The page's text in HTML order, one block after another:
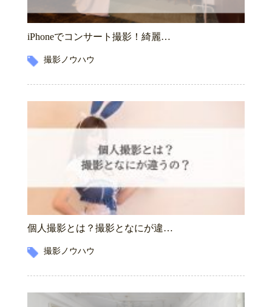
iPhoneでコンサート撮影！綺麗…
撮影ノウハウ
個人撮影とは？撮影となにが違…
撮影ノウハウ